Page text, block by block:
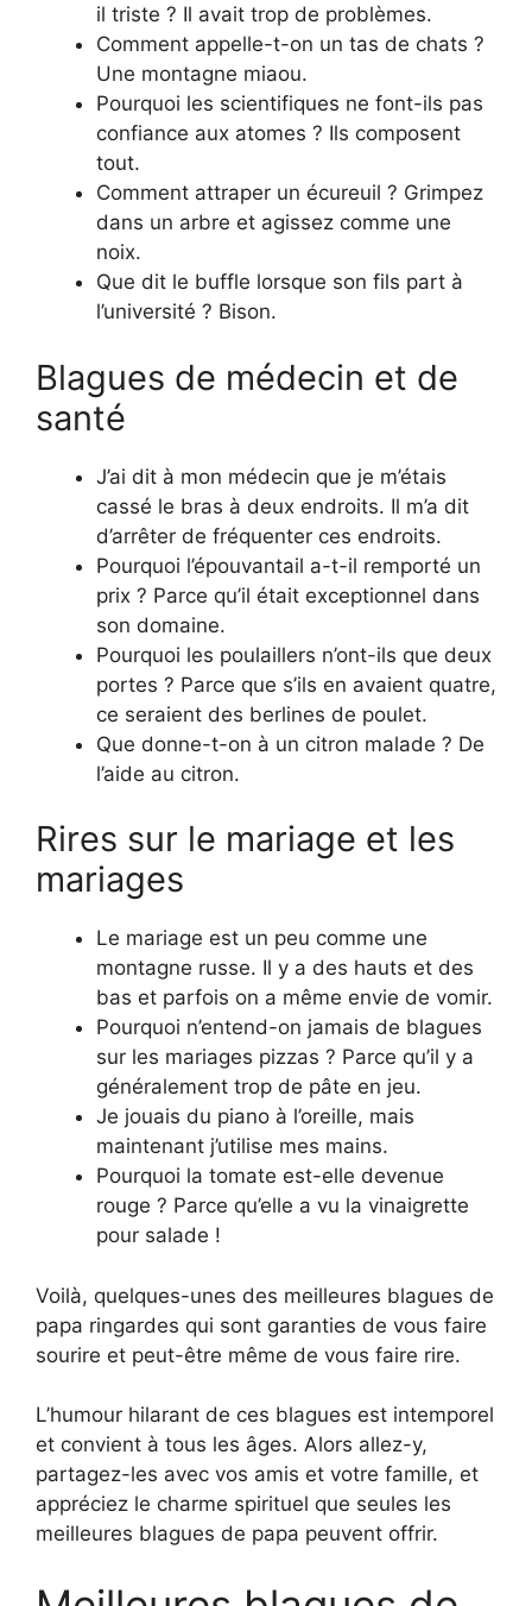
il triste ? Il avait trop de problèmes.
Comment appelle-t-on un tas de chats ?
Une montagne miaou.
Pourquoi les scientifiques ne font-ils pas
confiance aux atomes ? Ils composent
tout.
Comment attraper un écureuil ? Grimpez
dans un arbre et agissez comme une
noix.
Que dit le buffle lorsque son fils part à
l’université ? Bison.
Blagues de médecin et de
santé
J’ai dit à mon médecin que je m’étais
cassé le bras à deux endroits. Il m’a dit
d’arrêter de fréquenter ces endroits.
Pourquoi l’épouvantail a-t-il remporté un
prix ? Parce qu’il était exceptionnel dans
son domaine.
Pourquoi les poulaillers n’ont-ils que deux
portes ? Parce que s’ils en avaient quatre,
ce seraient des berlines de poulet.
Que donne-t-on à un citron malade ? De
l’aide au citron.
Rires sur le mariage et les
mariages
Le mariage est un peu comme une
montagne russe. Il y a des hauts et des
bas et parfois on a même envie de vomir.
Pourquoi n’entend-on jamais de blagues
sur les mariages pizzas ? Parce qu’il y a
généralement trop de pâte en jeu.
Je jouais du piano à l’oreille, mais
maintenant j’utilise mes mains.
Pourquoi la tomate est-elle devenue
rouge ? Parce qu’elle a vu la vinaigrette
pour salade !
Voilà, quelques-unes des meilleures blagues de
papa ringardes qui sont garanties de vous faire
sourire et peut-être même de vous faire rire.
L’humour hilarant de ces blagues est intemporel
et convient à tous les âges. Alors allez-y,
partagez-les avec vos amis et votre famille, et
appréciez le charme spirituel que seules les
meilleures blagues de papa peuvent offrir.